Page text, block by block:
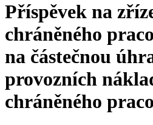
Příspěvek na
chráněného
na částečnou
provozních
chráněného